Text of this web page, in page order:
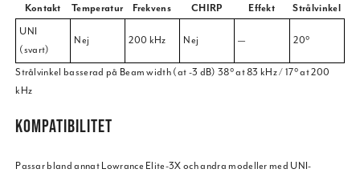
Kontakt Temperatur Frekvens CHIRP Effekt
Strålvinkel
UNI
(svart)
Nej 200 kHz Nej — 20°
Strålvinkel basserad på Beam width (at -3 dB) 38° at 83 kHz / 17° at 200
kHz
KOMPATIBILITET
Passar bland annat Lowrance Elite-3X och andra modeller med UNI-